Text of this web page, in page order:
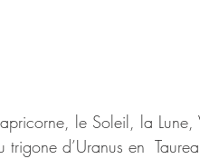
le Soleil, la Lune,
d’Uranus en